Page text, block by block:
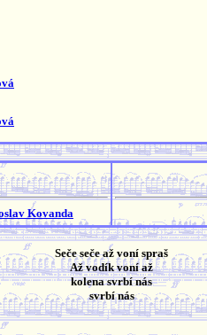
Kovanda
Seče seče až voní spraš
Až vodík voní až
kolena svrbí nás
svrbí nás